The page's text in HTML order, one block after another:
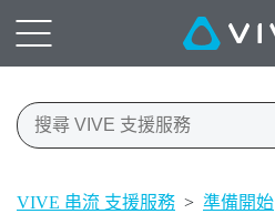
VIVE 串流 支援服務 > 準備開始